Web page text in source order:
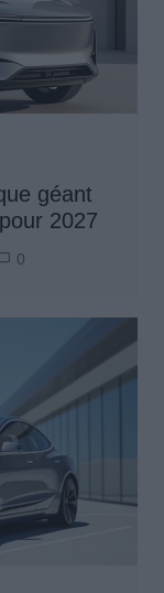
géant
2027
0